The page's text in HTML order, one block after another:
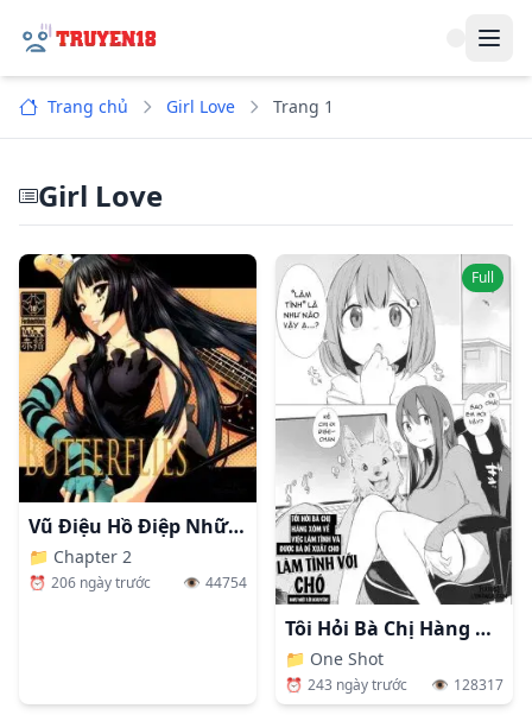
Trang chủ Girl Love Trang 1
Girl Love
Vũ Điệu Hồ Điệp Những Cánh Bướm Trong Tim
📁 Chapter 2
⏰ 206 ngày trước 👁️ 44754
Full
Tôi Hỏi Bà Chị Hàng Xóm Về Việc Làm Tình Và Được Bả Đề Xuất Cho Làm Tình Với Chó Như Một Lời Khuyên!
📁 One Shot
⏰ 243 ngày trước 👁️ 128317